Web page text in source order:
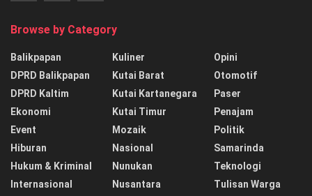
Browse by Category
Balikpapan
DPRD Balikpapan
DPRD Kaltim
Ekonomi
Event
Hiburan
Hukum & Kriminal
Internasional
Kuliner
Kutai Barat
Kutai Kartanegara
Kutai Timur
Mozaik
Nasional
Nunukan
Nusantara
Opini
Otomotif
Paser
Penajam
Politik
Samarinda
Teknologi
Tulisan Warga